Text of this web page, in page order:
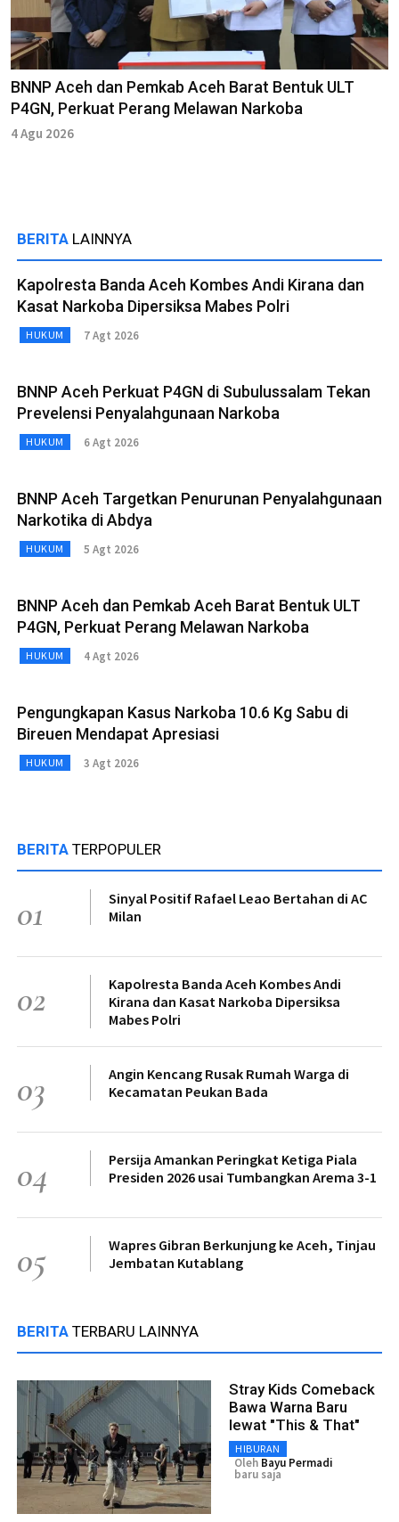
BNNP Aceh dan Pemkab Aceh Barat Bentuk ULT
P4GN, Perkuat Perang Melawan Narkoba
4 Agu 2026
BERITA LAINNYA
Kapolresta Banda Aceh Kombes Andi Kirana dan
Kasat Narkoba Dipersiksa Mabes Polri
HUKUM 7 Agt 2026
BNNP Aceh Perkuat P4GN di Subulussalam Tekan
Prevelensi Penyalahgunaan Narkoba
HUKUM 6 Agt 2026
BNNP Aceh Targetkan Penurunan Penyalahgunaan
Narkotika di Abdya
HUKUM 5 Agt 2026
BNNP Aceh dan Pemkab Aceh Barat Bentuk ULT
P4GN, Perkuat Perang Melawan Narkoba
HUKUM 4 Agt 2026
Pengungkapan Kasus Narkoba 10.6 Kg Sabu di
Bireuen Mendapat Apresiasi
HUKUM 3 Agt 2026
BERITA TERPOPULER
01
Sinyal Positif Rafael Leao Bertahan di AC
Milan
02
Kapolresta Banda Aceh Kombes Andi
Kirana dan Kasat Narkoba Dipersiksa
Mabes Polri
03
Angin Kencang Rusak Rumah Warga di
Kecamatan Peukan Bada
04
Persija Amankan Peringkat Ketiga Piala
Presiden 2026 usai Tumbangkan Arema 3-1
05
Wapres Gibran Berkunjung ke Aceh, Tinjau
Jembatan Kutablang
BERITA TERBARU LAINNYA
Stray Kids Comeback
Bawa Warna Baru
lewat "This & That"
HIBURAN
Oleh Bayu Permadi
baru saja